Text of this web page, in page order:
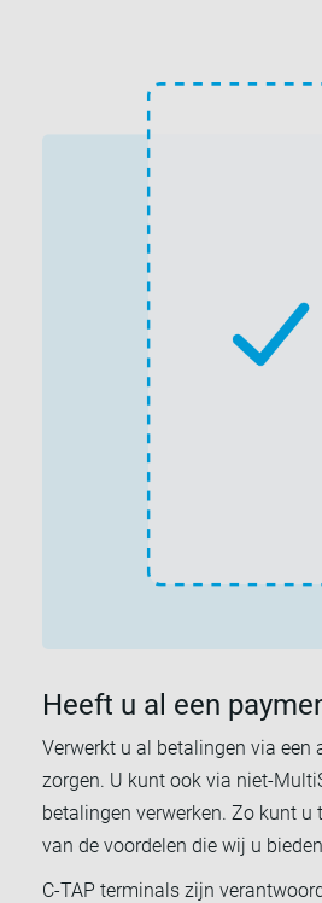
Heeft u al een
Verwerkt u al betalingen via een
zorgen. U kunt ook via niet-
betalingen verwerken. Zo kunt u
van de voordelen die wij u
C-TAP terminals zijn